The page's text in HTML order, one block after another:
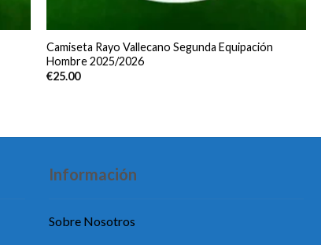
Camiseta Rayo Vallecano Segunda Equipación
Hombre 2025/2026
€25.00
Información
Sobre Nosotros